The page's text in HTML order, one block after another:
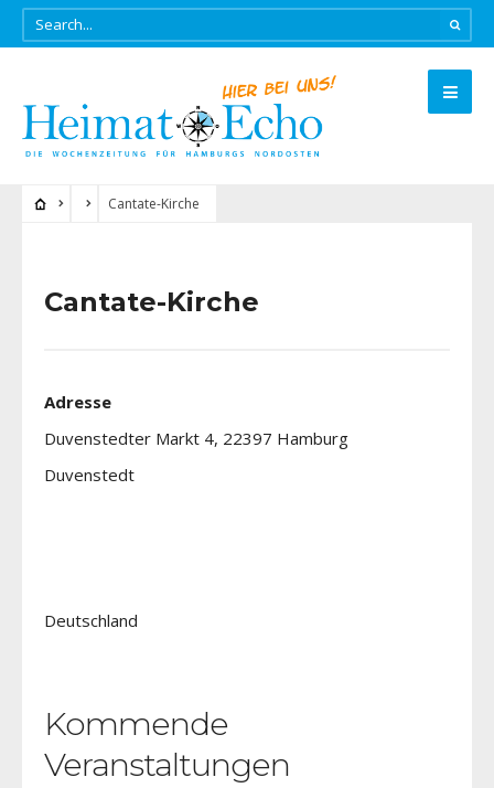
Cantate-Kirche
Cantate-Kirche
Adresse
Duvenstedter Markt 4, 22397 Hamburg
Duvenstedt
Deutschland
Kommende
Veranstaltungen